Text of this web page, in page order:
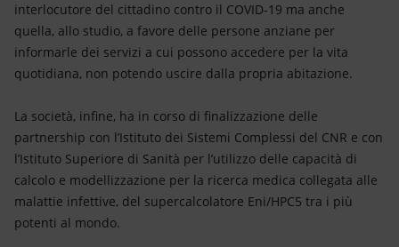
interlocutore del cittadino contro il COVID-19 ma anche
quella, allo studio, a favore delle persone anziane per
informarle dei servizi a cui possono accedere per la vita
quotidiana, non potendo uscire dalla propria abitazione.
La società, infine, ha in corso di finalizzazione delle
partnership con l’Istituto dei Sistemi Complessi del CNR e con
l’Istituto Superiore di Sanità per l’utilizzo delle capacità di
calcolo e modellizzazione per la ricerca medica collegata alle
malattie infettive, del supercalcolatore Eni/HPC5 tra i più
potenti al mondo.